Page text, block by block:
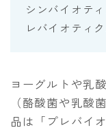
シンバイオテ
レバイオティ
ヨーグルトや乳
（酪酸菌や乳酸
品は「プレバイ